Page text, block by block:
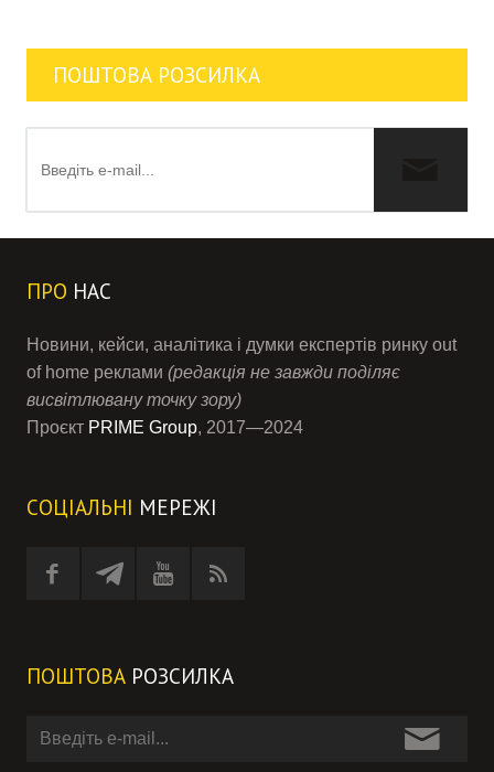
ПОШТОВА РОЗСИЛКА
ПРО НАС
Новини, кейси, аналітика і думки експертів ринку out
of home реклами (редакція не завжди поділяє
висвітлювану точку зору)
Проєкт PRIME Group, 2017—2024
СОЦІАЛЬНІ МЕРЕЖІ
ПОШТОВА РОЗСИЛКА